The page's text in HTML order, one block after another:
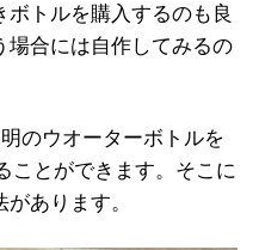
トルを購入するのも良
場合には自作してみるの
のウオーターボトルを
ことができます。そこに
あります。